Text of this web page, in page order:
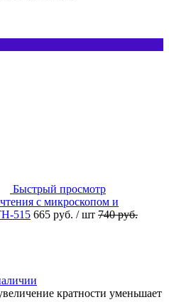
Быстрый просмотр
с микроскопом и
515 665 руб. / шт 740 руб.
кратности уменьшает